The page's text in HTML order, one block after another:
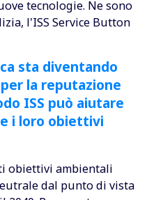
tecnologie. Ne sono
l'ISS Service Button
sta diventando
la reputazione
ISS può aiutare
i loro obiettivi
obiettivi ambientali
dal punto di vista